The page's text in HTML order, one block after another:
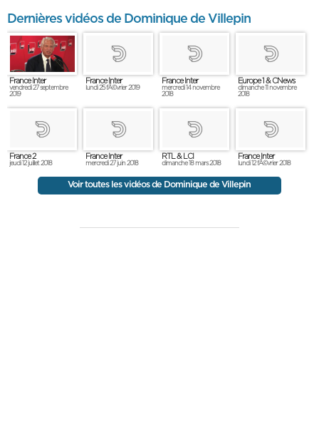
Dernières vidéos de Dominique de Villepin
France Inter
vendredi 27 septembre
2019
France Inter
lundi 25 fÃ©vrier 2019
France Inter
mercredi 14 novembre
2018
Europe 1 & CNews
dimanche 11 novembre
2018
France 2
jeudi 12 juillet 2018
France Inter
mercredi 27 juin 2018
RTL & LCI
dimanche 18 mars 2018
France Inter
lundi 12 fÃ©vrier 2018
Voir toutes les vidéos de Dominique de Villepin